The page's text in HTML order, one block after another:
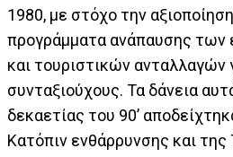
1980, με στόχο την
προγράμματα ανάπαυσης
και τουριστικών ανταλλαγών
συνταξιούχους. Τα δάνεια
δεκαετίας του 90’
Κατόπιν ενθάρρυνσης και